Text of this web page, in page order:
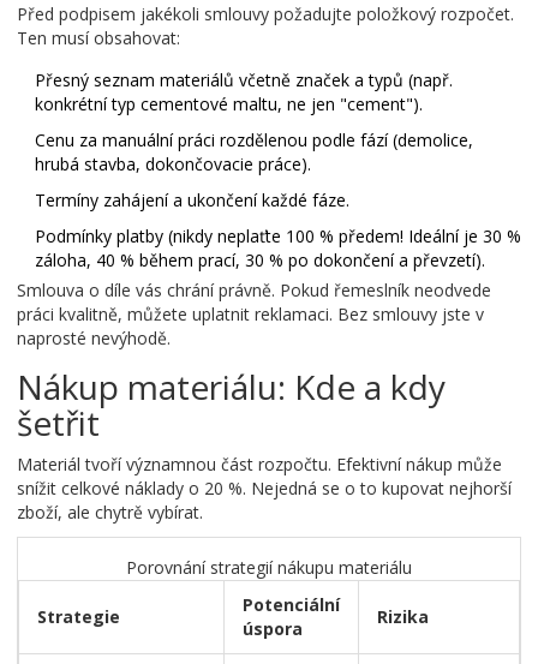
Před podpisem jakékoli smlouvy požadujte položkový rozpočet.
Ten musí obsahovat:
Přesný seznam materiálů včetně značek a typů (např.
konkrétní typ cementové maltu, ne jen "cement").
Cenu za manuální práci rozdělenou podle fází (demolice,
hrubá stavba, dokončovacie práce).
Termíny zahájení a ukončení každé fáze.
Podmínky platby (nikdy neplaťte 100 % předem! Ideální je 30 %
záloha, 40 % během prací, 30 % po dokončení a převzetí).
Smlouva o díle vás chrání právně. Pokud řemeslník neodvede
práci kvalitně, můžete uplatnit reklamaci. Bez smlouvy jste v
naprosté nevýhodě.
Nákup materiálu: Kde a kdy
šetřit
Materiál tvoří významnou část rozpočtu. Efektivní nákup může
snížit celkové náklady o 20 %. Nejedná se o to kupovat nejhorší
zboží, ale chytrě vybírat.
Porovnání strategií nákupu materiálu
Strategie
Potenciální
úspora
Rizika